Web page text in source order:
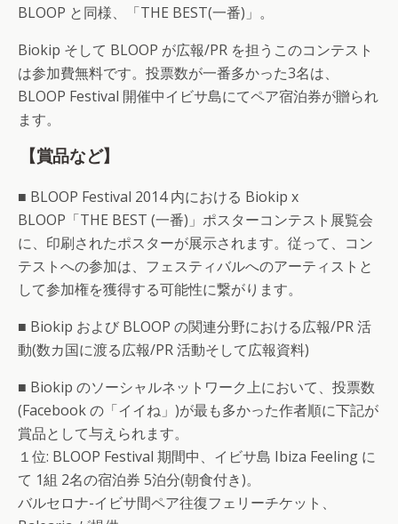
BLOOP と同様、「THE BEST(一番)」。
Biokip そして BLOOP が広報/PR を担うこのコンテスト
は参加費無料です。投票数が一番多かった3名は、
BLOOP Festival 開催中イビサ島にてペア宿泊券が贈られ
ます。
【賞品など】
■ BLOOP Festival 2014 内における Biokip x
BLOOP「THE BEST (一番)」ポスターコンテスト展覧会
に、印刷されたポスターが展示されます。従って、コン
テストへの参加は、フェスティバルへのアーティストと
して参加権を獲得する可能性に繋がります。
■ Biokip および BLOOP の関連分野における広報/PR 活
動(数カ国に渡る広報/PR 活動そして広報資料)
■ Biokip のソーシャルネットワーク上において、投票数
(Facebook の「イイね」)が最も多かった作者順に下記が
賞品として与えられます。
１位: BLOOP Festival 期間中、イビサ島 Ibiza Feeling に
て 1組 2名の宿泊券 5泊分(朝食付き)。
バルセロナ-イビサ間ペア往復フェリーチケット、